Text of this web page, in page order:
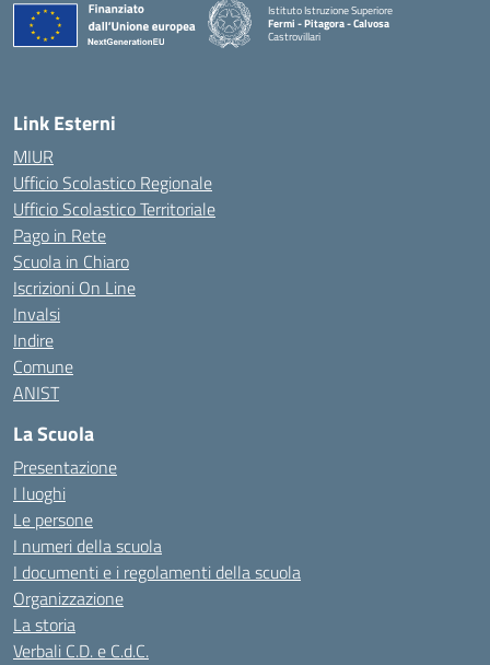
Istituto Istruzione Superiore
Fermi - Pitagora - Calvosa
Castrovillari
Link Esterni
MIUR
Ufficio Scolastico Regionale
Ufficio Scolastico Territoriale
Pago in Rete
Scuola in Chiaro
Iscrizioni On Line
Invalsi
Indire
Comune
ANIST
La Scuola
Presentazione
I luoghi
Le persone
I numeri della scuola
I documenti e i regolamenti della scuola
Organizzazione
La storia
Verbali C.D. e C.d.C.